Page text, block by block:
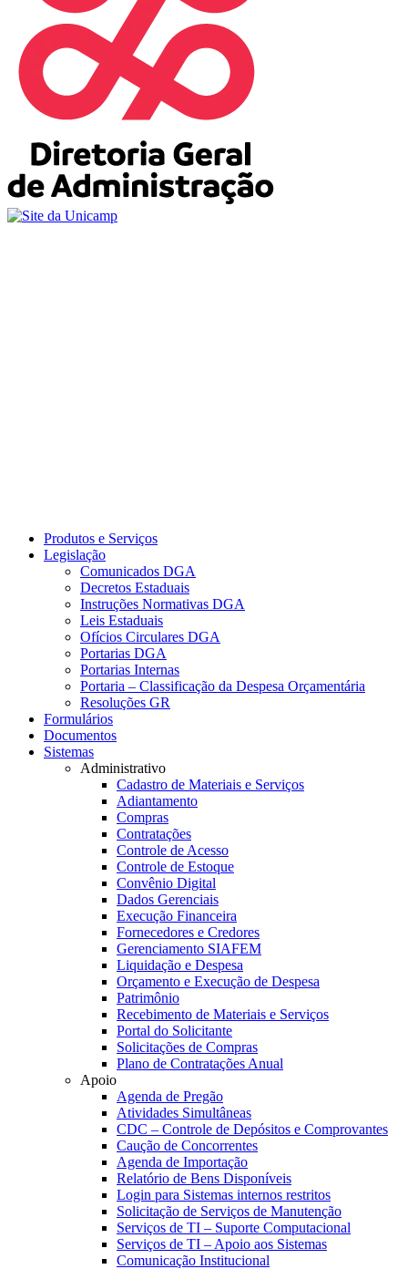
Produtos e Serviços
Legislação
Comunicados DGA
Decretos Estaduais
Instruções Normativas DGA
Leis Estaduais
Ofícios Circulares DGA
Portarias DGA
Portarias Internas
Portaria – Classificação da Despesa Orçamentária
Resoluções GR
Formulários
Documentos
Sistemas
Administrativo
Cadastro de Materiais e Serviços
Adiantamento
Compras
Contratações
Controle de Acesso
Controle de Estoque
Convênio Digital
Dados Gerenciais
Execução Financeira
Fornecedores e Credores
Gerenciamento SIAFEM
Liquidação e Despesa
Orçamento e Execução de Despesa
Patrimônio
Recebimento de Materiais e Serviços
Portal do Solicitante
Solicitações de Compras
Plano de Contratações Anual
Apoio
Agenda de Pregão
Atividades Simultâneas
CDC – Controle de Depósitos e Comprovantes
Caução de Concorrentes
Agenda de Importação
Relatório de Bens Disponíveis
Login para Sistemas internos restritos
Solicitação de Serviços de Manutenção
Serviços de TI – Suporte Computacional
Serviços de TI – Apoio aos Sistemas
Comunicação Institucional